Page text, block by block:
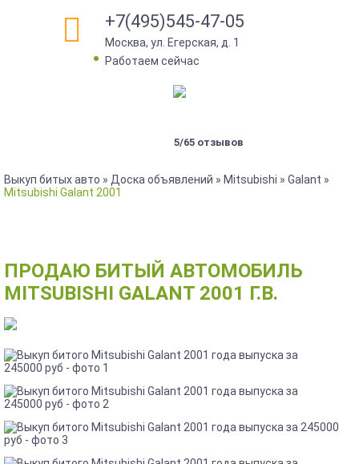
+7(495)545-47-05
Москва, ул. Егерская, д. 1
• Работаем сейчас
5/65 отзывов
Выкуп битых авто » Доска объявлений » Mitsubishi » Galant »
Mitsubishi Galant 2001
ПРОДАЮ БИТЫЙ АВТОМОБИЛЬ
MITSUBISHI GALANT 2001 Г.В.